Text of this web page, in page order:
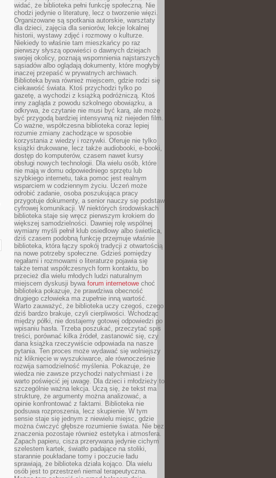
widać, że biblioteka pełni funkcję społeczną. Nie
chodzi jedynie o literaturę, lecz o tworzenie więzi.
Organizowane są spotkania autorskie, warsztaty
dla dzieci, zajęcia dla seniorów, lekcje lokalnej
historii, wystawy zdjęć i rozmowy o kulturze.
Niekiedy to właśnie tam mieszkańcy po raz
pierwszy słyszą opowieści o dawnych dziejach
swojej okolicy, poznają wspomnienia najstarszych
sąsiadów albo oglądają dokumenty, które mogłyby
inaczej przepaść w prywatnych archiwach.
Biblioteka bywa również miejscem, gdzie rodzi się
ciekawość świata. Ktoś przychodzi tylko po
gazetę, a wychodzi z książką podróżniczą. Ktoś
inny zagląda z powodu szkolnego obowiązku, a
odkrywa, że czytanie nie musi być karą, ale może
być przygodą bardziej intensywną niż niejeden film.
Co ważne, współczesna biblioteka coraz lepiej
rozumie zmiany zachodzące w sposobie
korzystania z wiedzy i rozrywki. Oferuje nie tylko
książki drukowane, lecz także audiobooki, e-booki,
dostęp do komputerów, czasem nawet kursy
obsługi nowych technologii. Dla wielu osób, które
nie mają w domu odpowiedniego sprzętu lub
szybkiego internetu, taka pomoc jest realnym
wsparciem w codziennym życiu. Uczeń może
odrobić zadanie, osoba poszukująca pracy
przygotuje dokumenty, a senior nauczy się podstaw
cyfrowej komunikacji. W niektórych środowiskach
biblioteka staje się wręcz pierwszym krokiem do
większej samodzielności. Dawniej rolę wspólnej
wymiany myśli pełnił klub osiedlowy albo świetlica,
dziś czasem podobną funkcję przejmuje właśnie
biblioteka, która łączy spokój tradycji z otwartością
na nowe potrzeby społeczne. Gdzieś pomiędzy
regałami i rozmowami o literaturze pojawia się
także temat współczesnych form kontaktu, bo
przecież dla wielu młodych ludzi naturalnym
miejscem dyskusji bywa forum internetowe choć
biblioteka pokazuje, że prawdziwa obecność
drugiego człowieka ma zupełnie inną wartość.
Warto zauważyć, że biblioteka uczy czegoś, czego
dziś bardzo brakuje, czyli cierpliwości. Wchodząc
między półki, nie dostajemy gotowej odpowiedzi po
wpisaniu hasła. Trzeba poszukać, przeczytać spis
treści, porównać kilka źródeł, zastanowić się, czy
dana książka rzeczywiście odpowiada na nasze
pytania. Ten proces może wydawać się wolniejszy
niż kliknięcie w wyszukiwarce, ale równocześnie
rozwija samodzielność myślenia. Pokazuje, że
wiedza nie zawsze przychodzi natychmiast i że
warto poświęcić jej uwagę. Dla dzieci i młodzieży to
szczególnie ważna lekcja. Uczą się, że tekst ma
strukturę, że argumenty można analizować, a
opinie konfrontować z faktami. Biblioteka nie
podsuwa rozproszenia, lecz skupienie. W tym
sensie staje się jednym z niewielu miejsc, gdzie
można ćwiczyć głębsze rozumienie świata. Nie bez
znaczenia pozostaje również estetyka i atmosfera.
Zapach papieru, cisza przerywana jedynie cichym
szelestem kartek, światło padające na stoliki,
starannie poukładane tomy i poczucie ładu
sprawiają, że biblioteka działa kojąco. Dla wielu
osób jest to przestrzeń niemal terapeutyczna.